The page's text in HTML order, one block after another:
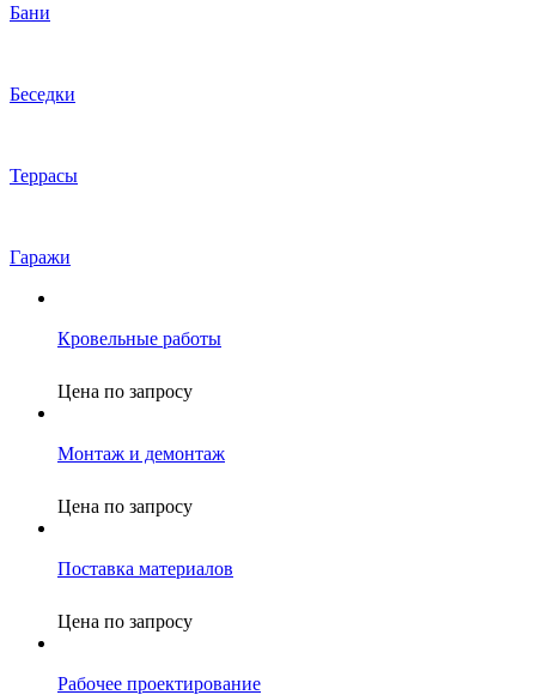
Бани
Беседки
Террасы
Гаражи
Кровельные работы
Цена по запросу
Монтаж и демонтаж
Цена по запросу
Поставка материалов
Цена по запросу
Рабочее проектирование